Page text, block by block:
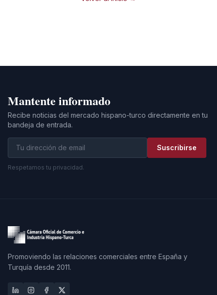
Mantente informado
Recibe noticias del mercado hispano-turco directamente en tu
bandeja de entrada.
Suscribirse
Respetamos tu privacidad.
Promoviendo las relaciones comerciales entre España y
Turquía desde 2011.